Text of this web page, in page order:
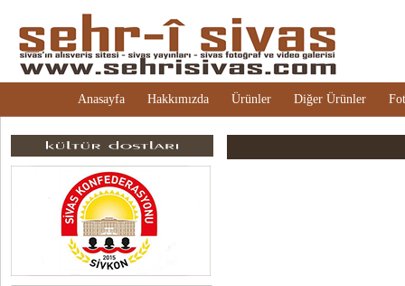
Anasayfa Hakkımızda Ürünler Diğer Ürünler